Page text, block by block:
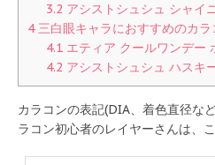
3.2 アシストシュシュ シャイ
4三白眼キャラにおすすめのカラ
4.1 エティア クールワンデー
4.2 アシストシュシュ ハスキ
カラコンの表記(DIA、着色直径な
ラコン初心者のレイヤーさんは、